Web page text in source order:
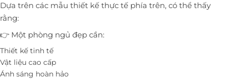
Dựa trên các mẫu thiết kế thực tế phía trên, có thể thấy
rằng:
👉 Một phòng ngủ đẹp cần:
Thiết kế tinh tế
Vật liệu cao cấp
Ánh sáng hoàn hảo